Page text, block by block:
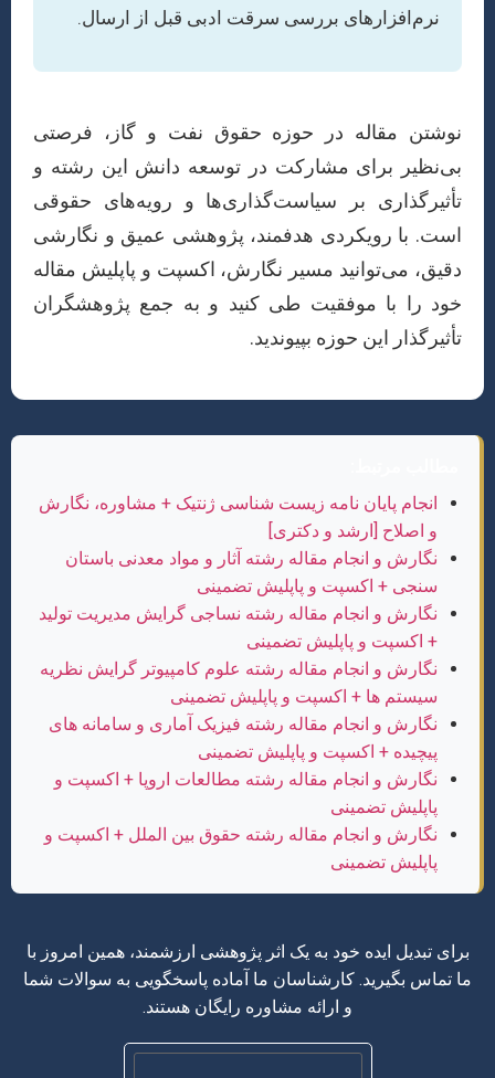
نرم‌افزارهای بررسی سرقت ادبی قبل از ارسال.
نوشتن مقاله در حوزه حقوق نفت و گاز، فرصتی
بی‌نظیر برای مشارکت در توسعه دانش این رشته و
تأثیرگذاری بر سیاست‌گذاری‌ها و رویه‌های حقوقی
است. با رویکردی هدفمند، پژوهشی عمیق و نگارشی
دقیق، می‌توانید مسیر نگارش، اکسپت و پاپلیش مقاله
خود را با موفقیت طی کنید و به جمع پژوهشگران
تأثیرگذار این حوزه بپیوندید.
انجام پایان نامه زیست شناسی ژنتیک + مشاوره، نگارش
و اصلاح [ارشد و دکتری]
نگارش و انجام مقاله رشته آثار و مواد معدنی باستان
سنجی + اکسپت و پاپلیش تضمینی
نگارش و انجام مقاله رشته نساجی گرایش مدیریت تولید
+ اکسپت و پاپلیش تضمینی
نگارش و انجام مقاله رشته علوم کامپیوتر گرایش نظریه
سیستم ها + اکسپت و پاپلیش تضمینی
نگارش و انجام مقاله رشته فیزیک آماری و سامانه های
پیچیده + اکسپت و پاپلیش تضمینی
نگارش و انجام مقاله رشته مطالعات اروپا + اکسپت و
پاپلیش تضمینی
نگارش و انجام مقاله رشته حقوق بین الملل + اکسپت و
پاپلیش تضمینی
برای تبدیل ایده خود به یک اثر پژوهشی ارزشمند، همین امروز با
ما تماس بگیرید. کارشناسان ما آماده پاسخگویی به سوالات شما
و ارائه مشاوره رایگان هستند.